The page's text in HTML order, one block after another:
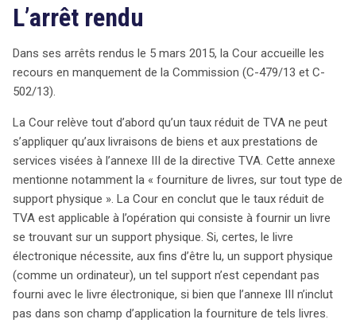
réforme vise à harmoniser les règles au sein de l’Union
européenne et à garantir une concurrence équitable.
L’arrêt rendu
Dans ses arrêts rendus le 5 mars 2015, la Cour accueille les
recours en manquement de la Commission (C-479/13 et C-
502/13).
La Cour relève tout d’abord qu’un taux réduit de TVA ne peut
s’appliquer qu’aux livraisons de biens et aux prestations de
services visées à l’annexe III de la directive TVA. Cette annexe
mentionne notamment la « fourniture de livres, sur tout type de
support physique ». La Cour en conclut que le taux réduit de
TVA est applicable à l’opération qui consiste à fournir un livre
se trouvant sur un support physique. Si, certes, le livre
électronique nécessite, aux fins d’être lu, un support physique
(comme un ordinateur), un tel support n’est cependant pas
fourni avec le livre électronique, si bien que l’annexe III n’inclut
pas dans son champ d’application la fourniture de tels livres.